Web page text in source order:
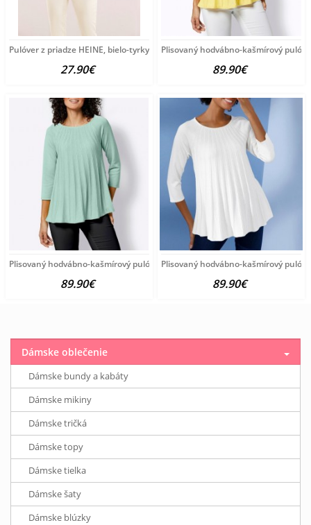
Pulóver z priadze HEINE, bielo-tyrkysový
27.90€
Plisovaný hodvábno-kašmírový
89.90€
Plisovaný hodvábno-kašmírový pulóver vzhľadom Création
89.90€
Plisovaný hodvábno-kašmírový
89.90€
Dámske oblečenie
Dámske bundy a kabáty
Dámske mikiny
Dámske tričká
Dámske topy
Dámske tielka
Dámske šaty
Dámske blúzky